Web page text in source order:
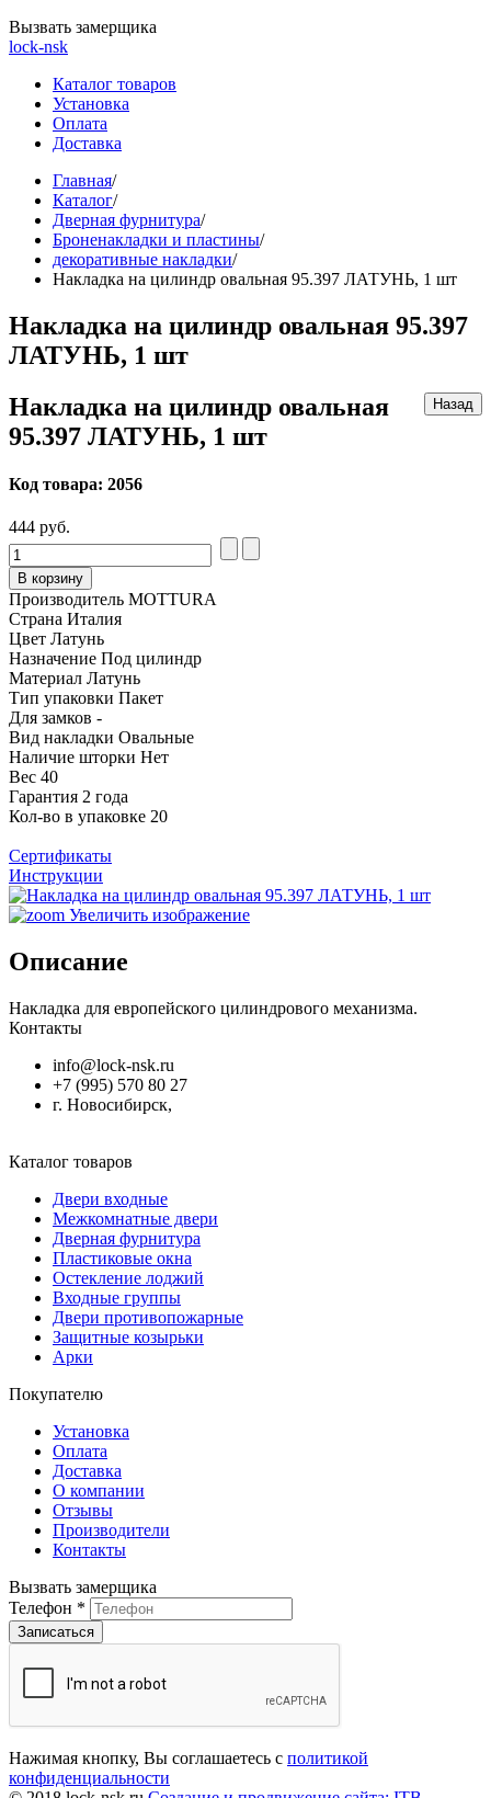
Вызвать замерщика
lock-nsk
Каталог товаров
Установка
Оплата
Доставка
Главная/
Каталог/
Дверная фурнитура/
Броненакладки и пластины/
декоративные накладки/
Накладка на цилиндр овальная 95.397 ЛАТУНЬ, 1 шт
Накладка на цилиндр овальная 95.397
ЛАТУНЬ, 1 шт
Накладка на цилиндр овальная
95.397 ЛАТУНЬ, 1 шт
Код товара: 2056
444 руб.
В корзину
Производитель MOTTURA
Страна Италия
Цвет Латунь
Назначение Под цилиндр
Материал Латунь
Тип упаковки Пакет
Для замков -
Вид накладки Овальные
Наличие шторки Нет
Вес 40
Гарантия 2 года
Кол-во в упаковке 20
Сертификаты
Инструкции
Увеличить изображение
Описание
Накладка для европейского цилиндрового механизма.
Контакты
info@lock-nsk.ru
+7 (995) 570 80 27
г. Новосибирск,
Каталог товаров
Двери входные
Межкомнатные двери
Дверная фурнитура
Пластиковые окна
Остекление лоджий
Входные группы
Двери противопожарные
Защитные козырьки
Арки
Покупателю
Установка
Оплата
Доставка
О компании
Отзывы
Производители
Контакты
Вызвать замерщика
Телефон *
Нажимая кнопку, Вы соглашаетесь с политикой
конфиденциальности